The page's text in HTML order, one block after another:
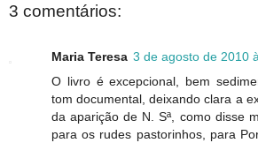
3 comentários:
Maria Teresa 3 de agosto de 2010
O livro é excepcional, bem
tom documental, deixando clara a
da aparição de N. Sª, como disse
para os rudes pastorinhos, para